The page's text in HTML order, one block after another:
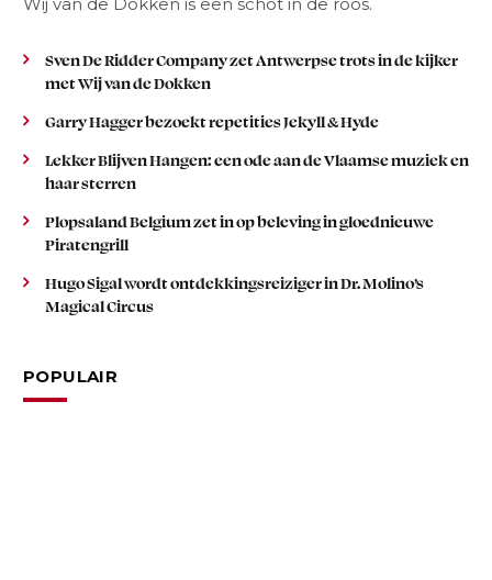
Sven De Ridder Company zet Antwerpse trots in de kijker
met Wij van de Dokken
Garry Hagger bezoekt repetities Jekyll & Hyde
Lekker Blijven Hangen: een ode aan de Vlaamse muziek en
haar sterren
Plopsaland Belgium zet in op beleving in gloednieuwe
Piratengrill
Hugo Sigal wordt ontdekkingsreiziger in Dr. Molino’s
Magical Circus
POPULAIR